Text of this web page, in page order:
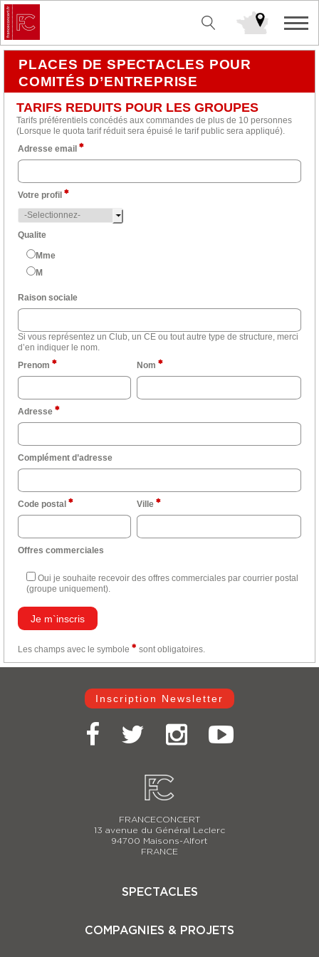
PLACES DE SPECTACLES POUR
COMITÉS D’ENTREPRISE
TARIFS REDUITS POUR LES GROUPES
Tarifs préférentiels concédés aux commandes de plus de 10 personnes
(Lorsque le quota tarif réduit sera épuisé le tarif public sera appliqué).
Adresse email
Votre profil
Qualite
Mme
M
Raison sociale
Si vous représentez un Club, un CE ou tout autre type de structure, merci
d’en indiquer le nom.
Nom
Prenom
Adresse
Complément d’adresse
Code postal Ville
Offres commerciales
Oui je souhaite recevoir des offres commerciales par courrier postal
(groupe uniquement).
Les champs avec le symbole sont obligatoires.
FRANCECONCERT
13 avenue du Général Leclerc
94700 Maisons-Alfort
FRANCE
Inscription Newsletter
SPECTACLES
Carmina Burana
COMPAGNIES & PROJETS